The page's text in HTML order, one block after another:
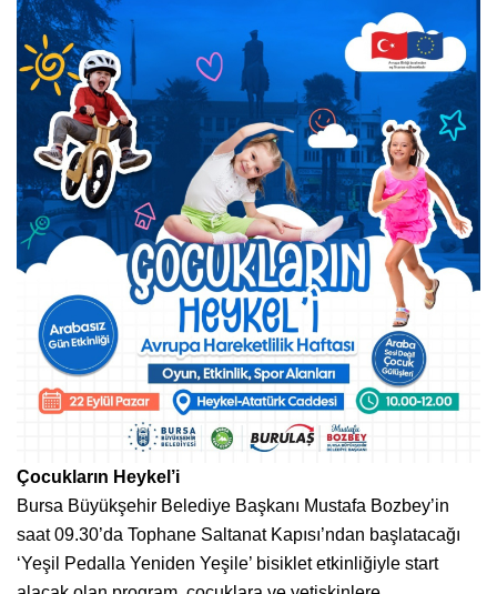
Çocukların Heykel’i
Bursa Büyükşehir Belediye Başkanı Mustafa Bozbey’in
saat 09.30’da Tophane Saltanat Kapısı’ndan başlatacağı
‘Yeşil Pedalla Yeniden Yeşile’ bisiklet etkinliğiyle start